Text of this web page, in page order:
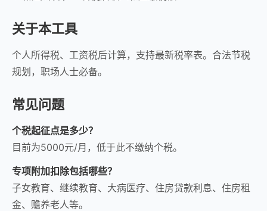
关于本工具
个人所得税、工资税后计算，支持最新税率表。合法节税
规划，职场人士必备。
常见问题
个税起征点是多少？
目前为5000元/月，低于此不缴纳个税。
专项附加扣除包括哪些？
子女教育、继续教育、大病医疗、住房贷款利息、住房租
金、赡养老人等。